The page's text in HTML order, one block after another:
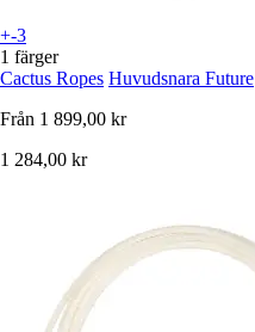
+-3
1 färger
Cactus Ropes Huvudsnara Future
Från 1 899,00 kr
1 284,00 kr